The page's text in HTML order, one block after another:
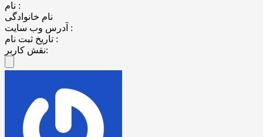
نام :
نام خانوادگی
آدرس وب سایت :
تاریخ ثبت نام :
نقش کاربر: